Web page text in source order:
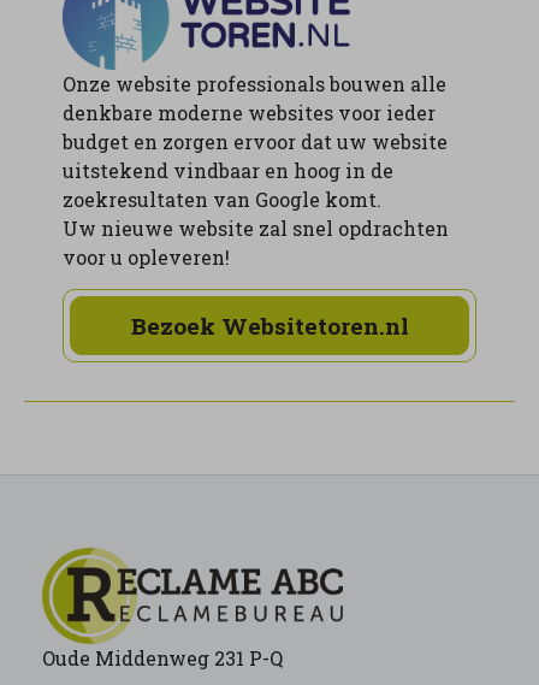
Onze website professionals bouwen alle
denkbare moderne websites voor ieder
budget en zorgen ervoor dat uw website
uitstekend vindbaar en hoog in de
zoekresultaten van Google komt.
Uw nieuwe website zal snel opdrachten
voor u opleveren!
Bezoek Websitetoren.nl
Oude Middenweg 231 P-Q